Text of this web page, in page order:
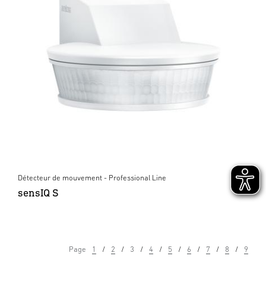
Détecteur de mouvement - Professional Line
sensIQ S
Page 1 2 3 4 5 6 7 8 9